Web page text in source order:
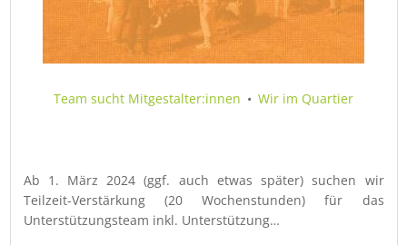
Team sucht Mitgestalter:innen • Wir im Quartier
Ab 1. März 2024 (ggf. auch etwas später) suchen wir
Teilzeit-Verstärkung (20 Wochenstunden) für das
Unterstützungsteam inkl. Unterstützung…